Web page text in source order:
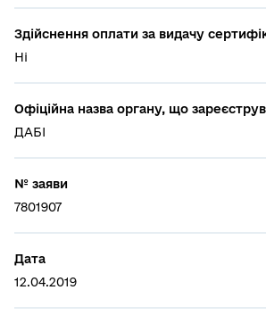
Здійснення оплати за видачу
Ні
Офіційна назва органу, що
ДАБІ
№ заяви
7801907
Дата
12.04.2019